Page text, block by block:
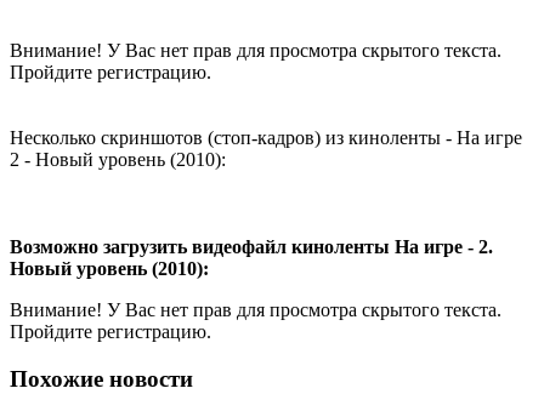
Внимание! У Вас нет прав для просмотра скрытого текста.
Пройдите регистрацию.
Несколько скриншотов (стоп-кадров) из киноленты - На игре
2 - Новый уровень (2010):
Возможно загрузить видеофайл киноленты На игре - 2.
Новый уровень (2010):
Внимание! У Вас нет прав для просмотра скрытого текста.
Пройдите регистрацию.
Похожие новости